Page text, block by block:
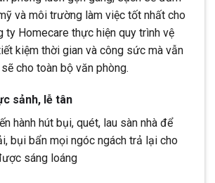
và môi trường làm việc tốt nhất cho
ty Homecare thực hiện quy trình vệ
kiệm thời gian và công sức mà vẫn
cho toàn bộ văn phòng.
sảnh, lễ tân
hành hút bụi, quét, lau sàn nhà để
bụi bẩn mọi ngóc ngách trả lại cho
sáng loáng